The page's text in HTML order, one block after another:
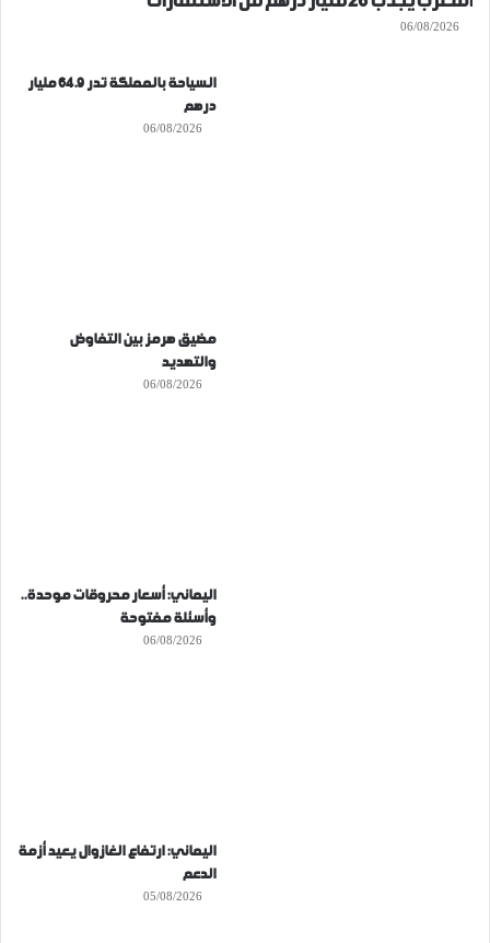
06/08/2026
السياحة بالمملكة تدر 64.9 مليار
درهم
06/08/2026
مضيق هرمز بين التفاوض
والتهديد
06/08/2026
اليماني: أسعار محروقات موحدة..
وأسئلة مفتوحة
06/08/2026
اليماني: ارتفاع الغازوال يعيد أزمة
الدعم
05/08/2026